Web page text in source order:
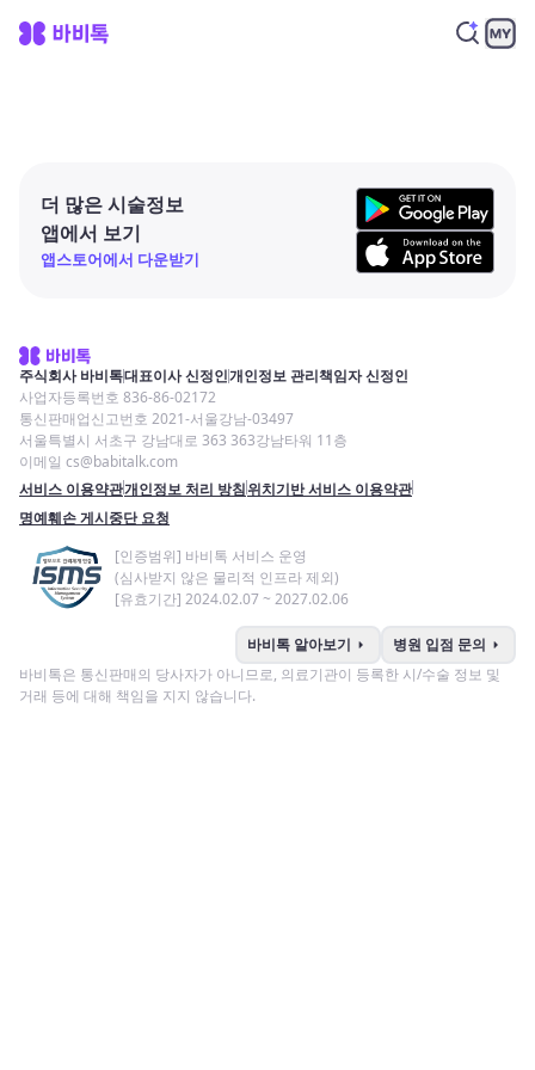
더 많은 시술정보
앱에서 보기
앱스토어에서 다운받기
주식회사 바비톡대표이사 신정인개인정보 관리책임자 신정인
사업자등록번호 836-86-02172
통신판매업신고번호 2021-서울강남-03497
서울특별시 서초구 강남대로 363 363강남타워 11층
이메일 cs@babitalk.com
서비스 이용약관개인정보 처리 방침위치기반 서비스 이용약관
명예훼손 게시중단 요청
[인증범위] 바비톡 서비스 운영
(심사받지 않은 물리적 인프라 제외)
[유효기간] 2024.02.07 ~ 2027.02.06
바비톡 알아보기 arrow_right 병원 입점 문의 arrow_right
바비톡은 통신판매의 당사자가 아니므로, 의료기관이 등록한 시/수술 정보 및
거래 등에 대해 책임을 지지 않습니다.